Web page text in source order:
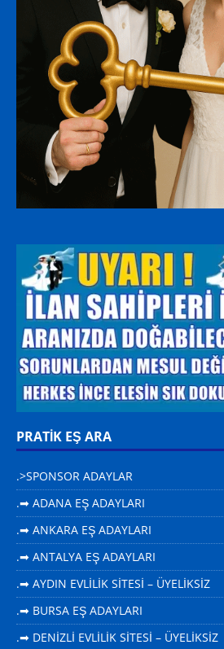
PRATİK EŞ ARA
.>SPONSOR ADAYLAR
.➡ ADANA EŞ ADAYLARI
.➡ ANKARA EŞ ADAYLARI
.➡ ANTALYA EŞ ADAYLARI
.➡ AYDIN EVLİLİK SİTESİ – ÜYELİKSİZ
.➡ BURSA EŞ ADAYLARI
.➡ DENİZLİ EVLİLİK SİTESİ – ÜYELİKSİZ